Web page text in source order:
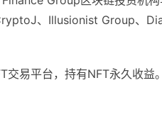
、Illusionist Group、
易平台，持有NFT永久收益。